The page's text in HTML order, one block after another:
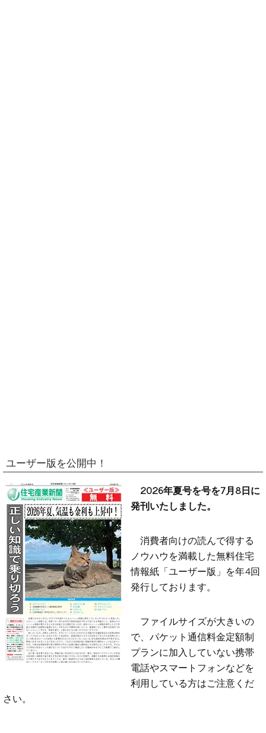
ユーザー版を公開中！
2026年夏号を号を7月8日に
発刊いたしました。
消費者向けの読んで得する
ノウハウを満載した無料住宅
情報紙「ユーザー版」を年4回
発行しております。
ファイルサイズが大きいの
で、パケット通信料金定額制
プランに加入していない携帯
電話やスマートフォンなどを
利用している方はご注意くだ
さい。